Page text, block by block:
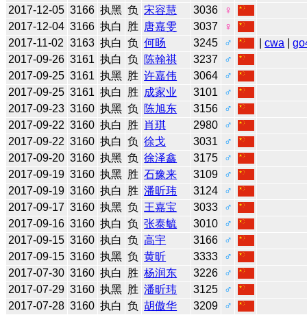
2017-12-05 3166 执黑 负 宋容慧 3036
♀
2017-12-04 3166 执白 胜 唐嘉雯 3037
♀
2017-11-02 3163 执白 负 何旸 3245 ♂ |cwa |
2017-09-26 3161 执白 负 陈翰祺 3237
♂
2017-09-25 3161 执黑 胜 许嘉伟 3064
♂
2017-09-25 3161 执白 胜 成家业 3101
♂
2017-09-23 3160 执黑 负 陈旭东 3156
♂
2017-09-22 3160 执白 胜 肖琪 2980
♂
2017-09-22 3160 执白 负 徐戈 3031
♂
2017-09-20 3160 执黑 负 徐泽鑫 3175
♂
2017-09-19 3160 执黑 胜 石豫来 3109
♂
2017-09-19 3160 执白 胜 潘昕玮 3124
♂
2017-09-17 3160 执黑 负 王嘉宝 3033
♂
2017-09-16 3160 执白 负 张泰毓 3010
♂
2017-09-15 3160 执白 负 高宇 3166
♂
2017-09-15 3160 执黑 负 黄昕 3333
♂
2017-07-30 3160 执白 胜 杨润东 3226
♂
2017-07-29 3160 执黑 胜 潘昕玮 3125
♂
2017-07-28 3160 执白 负 胡傲华 3209
♂